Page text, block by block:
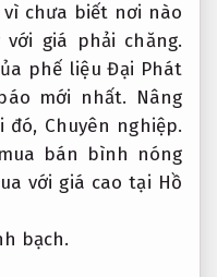
chưa biết nơi nào
giá phải chăng.
phế liệu Đại Phát
mới nhất. Nâng
đó, Chuyên nghiệp.
bán bình nóng
với giá cao tại Hồ
bạch.